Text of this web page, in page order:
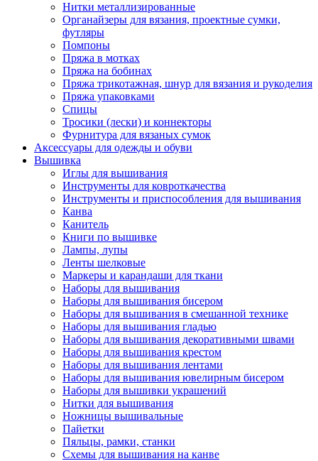
Нитки металлизированные
Органайзеры для вязания, проектные сумки,
футляры
Помпоны
Пряжа в мотках
Пряжа на бобинах
Пряжа трикотажная, шнур для вязания и рукоделия
Пряжа упаковками
Спицы
Тросики (лески) и коннекторы
Фурнитура для вязаных сумок
Аксессуары для одежды и обуви
Вышивка
Иглы для вышивания
Инструменты для ковроткачества
Инструменты и приспособления для вышивания
Канва
Канитель
Книги по вышивке
Лампы, лупы
Ленты шелковые
Маркеры и карандаши для ткани
Наборы для вышивания
Наборы для вышивания бисером
Наборы для вышивания в смешанной технике
Наборы для вышивания гладью
Наборы для вышивания декоративными швами
Наборы для вышивания крестом
Наборы для вышивания лентами
Наборы для вышивания ювелирным бисером
Наборы для вышивки украшений
Нитки для вышивания
Ножницы вышивальные
Пайетки
Пяльцы, рамки, станки
Схемы для вышивания на канве